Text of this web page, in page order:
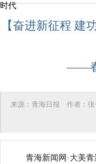
时代
【奋进新征程 建
——
来源： 青海日报 作者：
青海新闻网·大美青